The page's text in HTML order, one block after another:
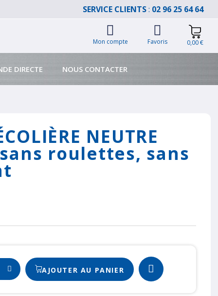
SERVICE CLIENTS: 02 96 25 64 64
Mon compte Favoris 0,00 €
DIRECTE NOUS CONTACTER
NEUTRE
roulettes, sans
AJOUTER AU PANIER